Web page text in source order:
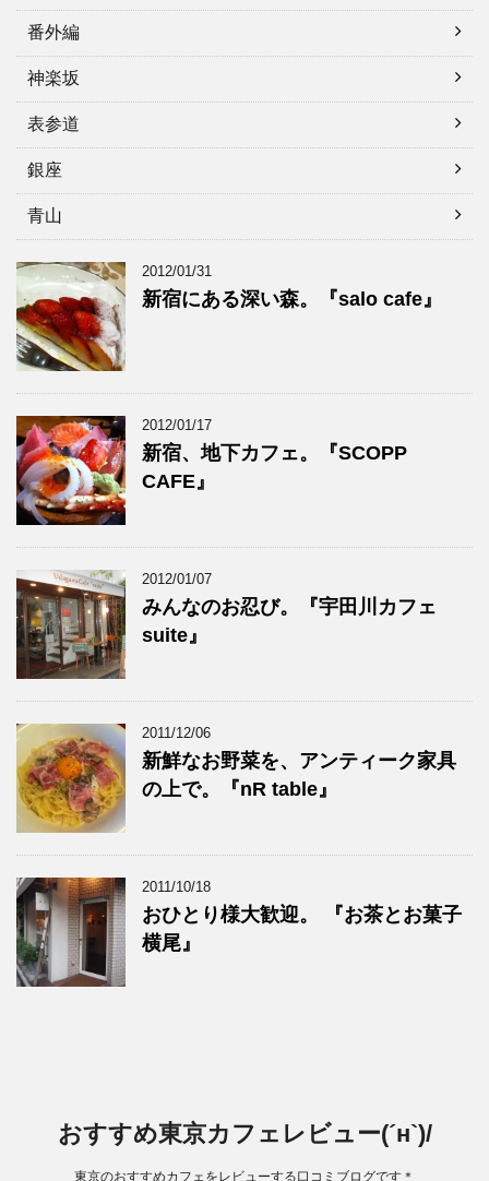
番外編
神楽坂
表参道
銀座
青山
2012/01/31
新宿にある深い森。『salo cafe』
2012/01/17
新宿、地下カフェ。『SCOPP
CAFE』
2012/01/07
みんなのお忍び。『宇田川カフェ
suite』
2011/12/06
新鮮なお野菜を、アンティーク家具
の上で。『nR table』
2011/10/18
おひとり様大歓迎。 『お茶とお菓子
横尾』
おすすめ東京カフェレビュー(´н`)/
東京のおすすめカフェをレビューする口コミブログです＊